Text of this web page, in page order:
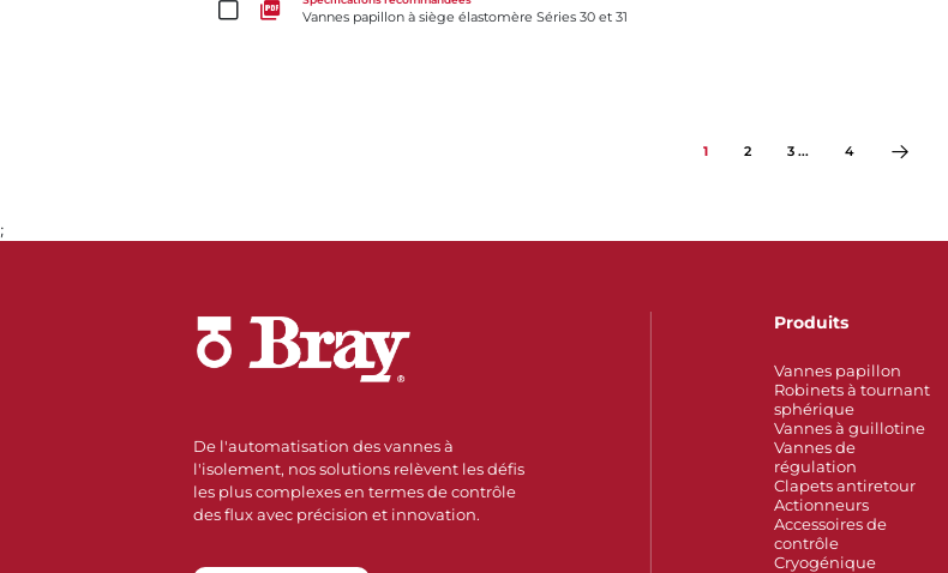
Vannes papillon à siège élastomère Séries 30 et 31
1 2 3 ... 4
;
De l'automatisation des vannes à
l'isolement, nos solutions relèvent les défis
les plus complexes en termes de contrôle
des flux avec précision et innovation.
Produits
Vannes papillon
Robinets à tournant
sphérique
Vannes à guillotine
Vannes de
régulation
Clapets antiretour
Actionneurs
Accessoires de
contrôle
Cryogénique